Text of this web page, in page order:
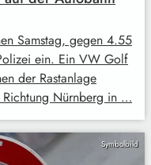
Samstag, gegen 4.55
ein. Ein VW Golf
der Rastanlage
Richtung Nürnberg in …
Symbolbild